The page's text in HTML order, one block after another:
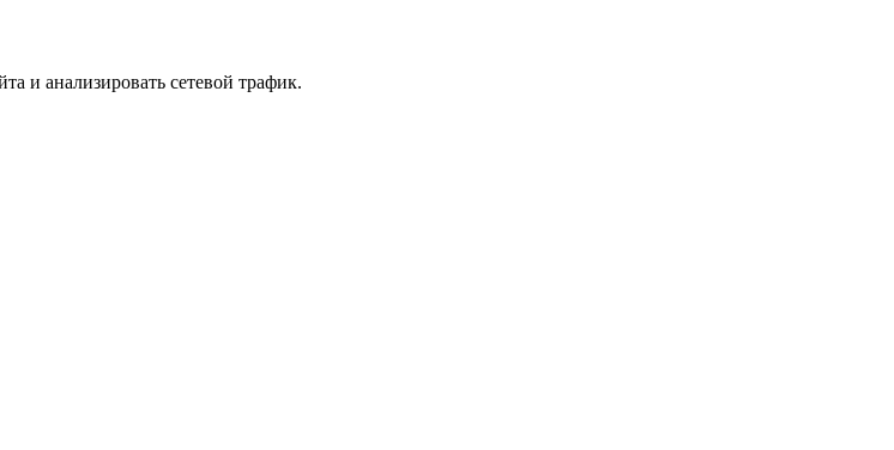
и анализировать сетевой трафик.